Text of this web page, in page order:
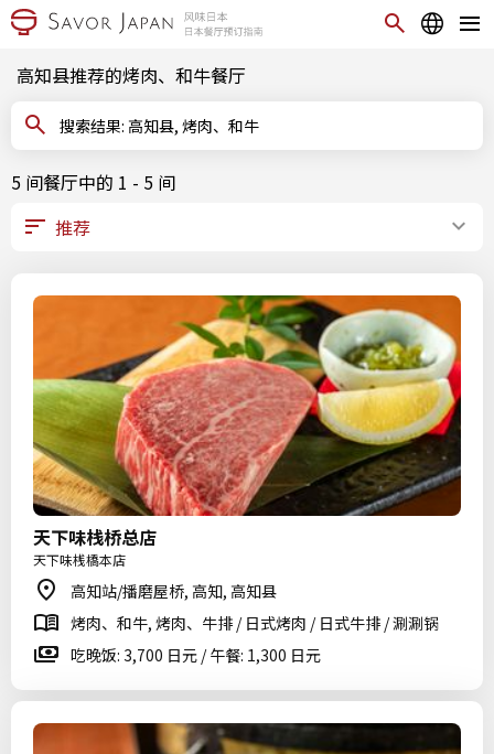
高知县推荐的烤肉、和牛餐厅
搜索结果: 高知县, 烤肉、和牛
5 间餐厅中的 1 - 5 间
天下味栈桥总店
天下味桟橋本店
高知站/播磨屋桥, 高知, 高知县
烤肉、和牛, 烤肉、牛排 / 日式烤肉 / 日式牛排 / 涮涮锅
吃晚饭: 3,700 日元 / 午餐: 1,300 日元